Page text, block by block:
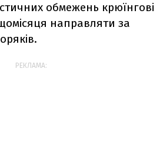
обмежень крюїнгові
направляти за
РЕКЛАМА: